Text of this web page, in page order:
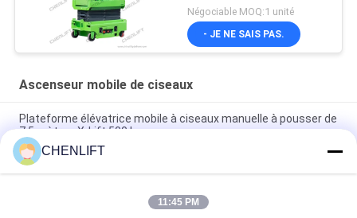
d'extension
Négociable MOQ:1 unité
- JE NE SAIS PAS.
Ascenseur mobile de ciseaux
Plateforme élévatrice mobile à ciseaux manuelle à pousser de
7,5 mètres X-Lift 500 kg
Plateforme élévatrice à ciseaux électrique compacte de 14M
avec dispositif motorisé, capacité de charge de 450 kg
Mini Plate-forme élévatrice de 3,9 mètres avec plaque à
CHENLIFT
11:45 PM